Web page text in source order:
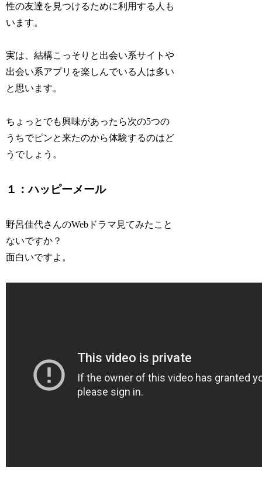
性の友達を見つけるために利用する人も
います。
実は、結構こっそりと出会い系サイトや
出会い系アプリを楽しんでいる人は多い
と思います。
ちょっとでも興味があったら次の5つの
うちでピンと来たのから体験するのはど
うでしょう。
１：ハッピーメール
野呂佳代さんのWebドラマ見てみたこと
ないですか？
面白いですよ。